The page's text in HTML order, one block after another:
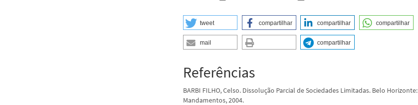
tweet compartilhar compartilhar compartilhar
mail compartilhar
Referências
BARBI FILHO, Celso. Dissolução Parcial de Sociedades Limitadas. Belo Horizonte:
Mandamentos, 2004.